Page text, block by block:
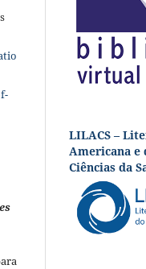
LILACS –
Americana e
Ciências da